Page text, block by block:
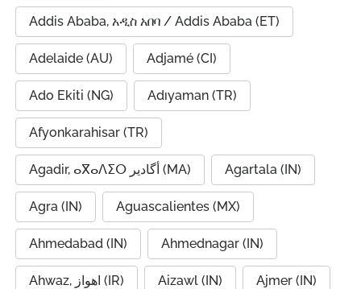
Addis Ababa, አዲስ አበባ / Addis Ababa (ET)
Adelaide (AU) Adjamé (CI)
Ado Ekiti (NG) Adıyaman (TR)
Afyonkarahisar (TR)
Agadir, ⴰⴳⴰⴷⵉⵔ أگادیر (MA) Agartala (IN)
Agra (IN) Aguascalientes (MX)
Ahmedabad (IN) Ahmednagar (IN)
Ahwaz, اهواز (IR) Aizawl (IN) Ajmer (IN)